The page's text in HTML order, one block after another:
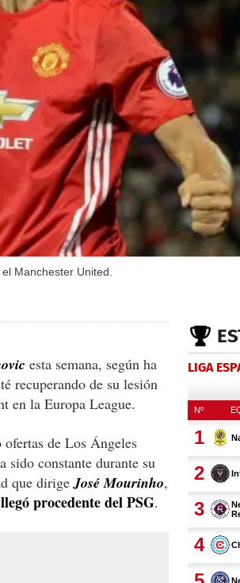
Manchester United.
esta semana, según ha
recuperando de su lesión
en la Europa League.
de Los Ángeles
constante durante su
que dirigeJosé Mourinho,
procedente del PSG.
LIGA